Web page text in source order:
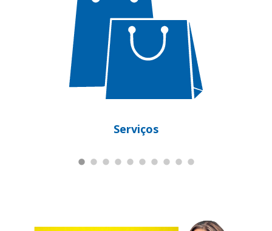
Serviços